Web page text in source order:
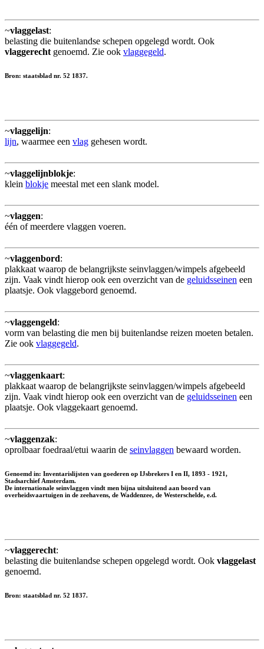
~vlaggelast:
belasting die buitenlandse schepen opgelegd wordt. Ook
vlaggerecht genoemd. Zie ook vlaggegeld.
Bron: staatsblad nr. 52 1837.
~vlaggelijn:
lijn, waarmee een vlag gehesen wordt.
~vlaggelijnblokje:
klein blokje meestal met een slank model.
~vlaggen:
één of meerdere vlaggen voeren.
~vlaggenbord:
plakkaat waarop de belangrijkste seinvlaggen/wimpels afgebeeld
zijn. Vaak vindt hierop ook een overzicht van de geluidsseinen een
plaatsje. Ook vlaggebord genoemd.
~vlaggengeld:
vorm van belasting die men bij buitenlandse reizen moeten betalen.
Zie ook vlaggegeld.
~vlaggenkaart:
plakkaat waarop de belangrijkste seinvlaggen/wimpels afgebeeld
zijn. Vaak vindt hierop ook een overzicht van de geluidsseinen een
plaatsje. Ook vlaggekaart genoemd.
~vlaggenzak:
oprolbaar foedraal/etui waarin de seinvlaggen bewaard worden.
Genoemd in: Inventarislijsten van goederen op IJsbrekers I en II, 1893 - 1921,
Stadsarchief Amsterdam.
De internationale seinvlaggen vindt men bijna uitsluitend aan boord van
overheidsvaartuigen in de zeehavens, de Waddenzee, de Westerschelde, e.d.
~vlaggerecht:
belasting die buitenlandse schepen opgelegd wordt. Ook vlaggelast
genoemd.
Bron: staatsblad nr. 52 1837.